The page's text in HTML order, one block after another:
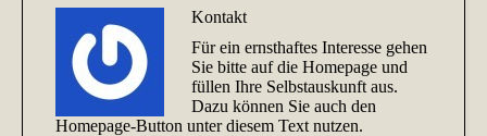
Kontakt
Für ein ernsthaftes Interesse gehen
Sie bitte auf die Homepage und
füllen Ihre Selbstauskunft aus.
Dazu können Sie auch den
Homepage-Button unter diesem Text nutzen.